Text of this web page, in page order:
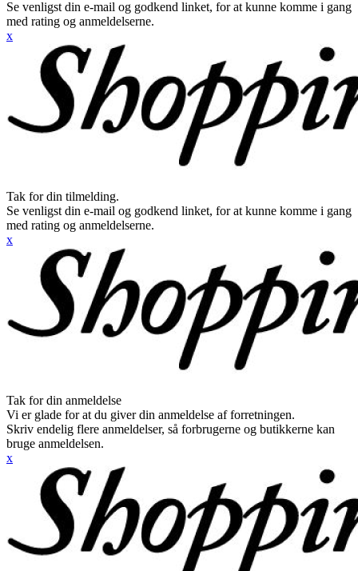
Se venligst din e-mail og godkend linket, for at kunne komme i gang
med rating og anmeldelserne.
x
Tak for din tilmelding.
Se venligst din e-mail og godkend linket, for at kunne komme i gang
med rating og anmeldelserne.
x
Tak for din anmeldelse
Vi er glade for at du giver din anmeldelse af forretningen.
Skriv endelig flere anmeldelser, så forbrugerne og butikkerne kan
bruge anmeldelsen.
x